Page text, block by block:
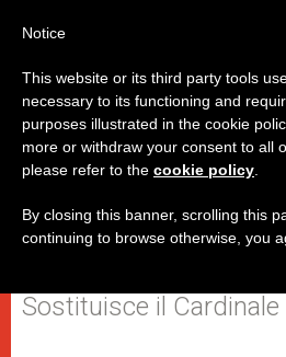
Mons. Braz de
dicastero per gli
Consacrata
Sostituisce il Cardinale
Notice
This website or its third party tools
necessary to its functioning and
purposes illustrated in the cookie
more or withdraw your consent to all
please refer to the cookie policy
By closing this banner, scrolling this
continuing to browse otherwise, you